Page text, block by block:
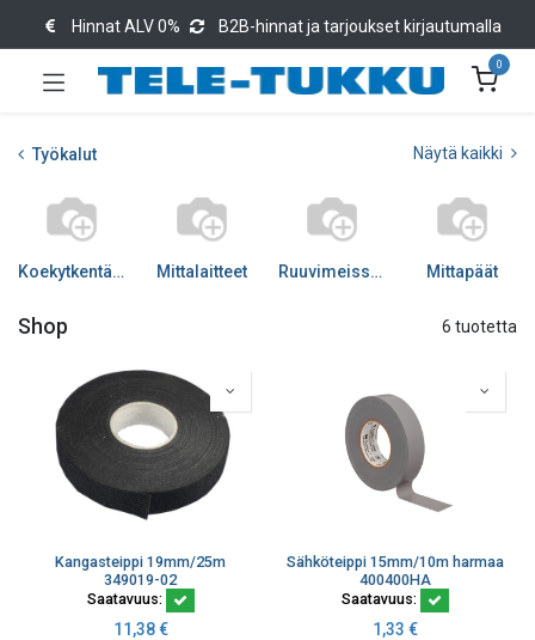
Hinnat ALV 0% B2B-hinnat ja tarjoukset kirjautumalla
0
Työkalut Näytä kaikki
Koekytkentälevyt Mittalaitteet Ruuvimeisselit Mittapäät
Shop 6 tuotetta
Kangasteippi 19mm/25m
349019-02
Saatavuus:
11,38€
Sähköteippi 15mm/10m harmaa
400400HA
Saatavuus:
1,33 €